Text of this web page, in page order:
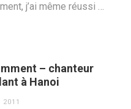
j’ai même réussi …
– chanteur
à Hanoi
2011